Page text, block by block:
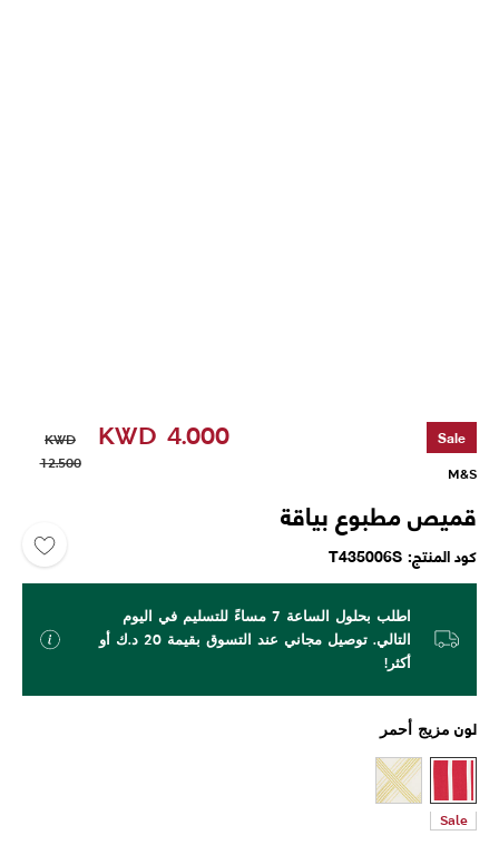
Sale
KWD 4.000
KWD
12.500
M&S
قميص مطبوع بياقة
كود المنتج T435006S
اطلب بحلول الساعة 7 مساءً للتسليم في اليوم
التالي. توصيل مجاني عند التسوق بقيمة 20 د.ك أو
أكثر!
لون مزيج أحمر
Sale